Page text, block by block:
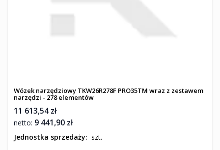
Wózek narzędziowy TKW26R278F PRO35TM wraz z zestawem
narzędzi - 278 elementów
11 613,54 zł
9 441,90 zł
Jednostka sprzedaży: szt.